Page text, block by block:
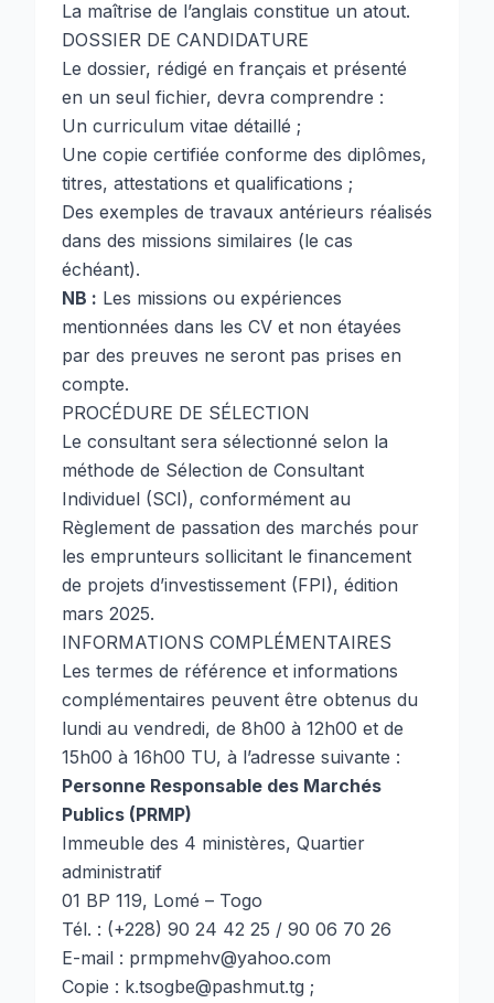
La maîtrise de l’anglais constitue un atout.
DOSSIER DE CANDIDATURE
Le dossier, rédigé en français et présenté
en un seul fichier, devra comprendre :
Un curriculum vitae détaillé ;
Une copie certifiée conforme des diplômes,
titres, attestations et qualifications ;
Des exemples de travaux antérieurs réalisés
dans des missions similaires (le cas
échéant).
NB : Les missions ou expériences
mentionnées dans les CV et non étayées
par des preuves ne seront pas prises en
compte.
PROCÉDURE DE SÉLECTION
Le consultant sera sélectionné selon la
méthode de Sélection de Consultant
Individuel (SCI), conformément au
Règlement de passation des marchés pour
les emprunteurs sollicitant le financement
de projets d’investissement (FPI), édition
mars 2025.
INFORMATIONS COMPLÉMENTAIRES
Les termes de référence et informations
complémentaires peuvent être obtenus du
lundi au vendredi, de 8h00 à 12h00 et de
15h00 à 16h00 TU, à l’adresse suivante :
Personne Responsable des Marchés
Publics (PRMP)
Immeuble des 4 ministères, Quartier
administratif
01 BP 119, Lomé – Togo
Tél. : (+228) 90 24 42 25 / 90 06 70 26
E-mail : prmpmehv@yahoo.com
Copie : k.tsogbe@pashmut.tg ;